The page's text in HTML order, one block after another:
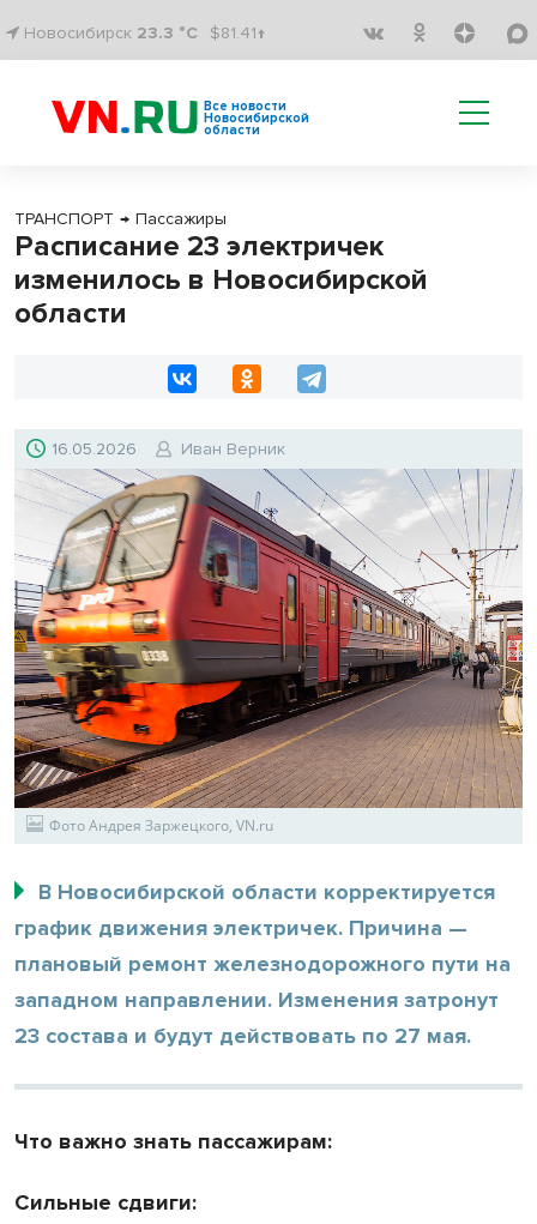
Новосибирск 23.3 °C $81.41↑
Все новости
Новосибирской
области
ТРАНСПОРТ → Пассажиры
Расписание 23 электричек
изменилось в Новосибирской
области
16.05.2026 Иван Верник
Фото Андрея Заржецкого, VN.ru
В Новосибирской области корректируется
график движения электричек. Причина —
плановый ремонт железнодорожного пути на
западном направлении. Изменения затронут
23 состава и будут действовать по 27 мая.
Что важно знать пассажирам:
Сильные сдвиги: